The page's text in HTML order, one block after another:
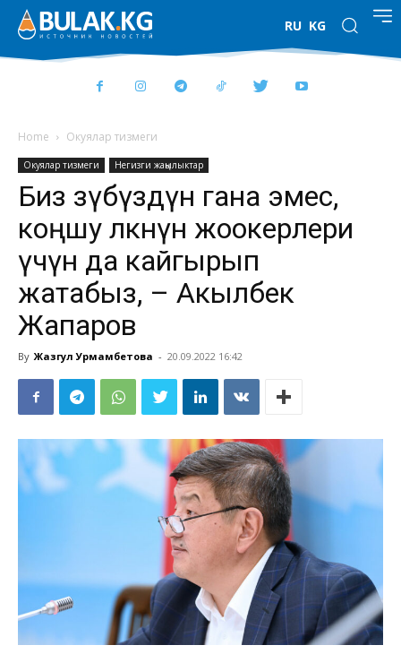
RU KG
Home Окуялар тизмеги
Окуялар тизмеги Негизги жаңылыктар
Биз өзүбүздүн гана эмес,
коңшу өлкөнүн жоокерлери
үчүн да кайгырып
жатабыз, – Акылбек
Жапаров
By Жазгул Урмамбетова - 20.09.2022 16:42